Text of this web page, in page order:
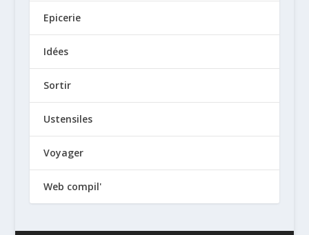
Epicerie
Idées
Sortir
Ustensiles
Voyager
Web compil'